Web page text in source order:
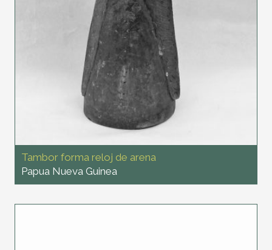
Tambor forma reloj de arena
Papua Nueva Guinea